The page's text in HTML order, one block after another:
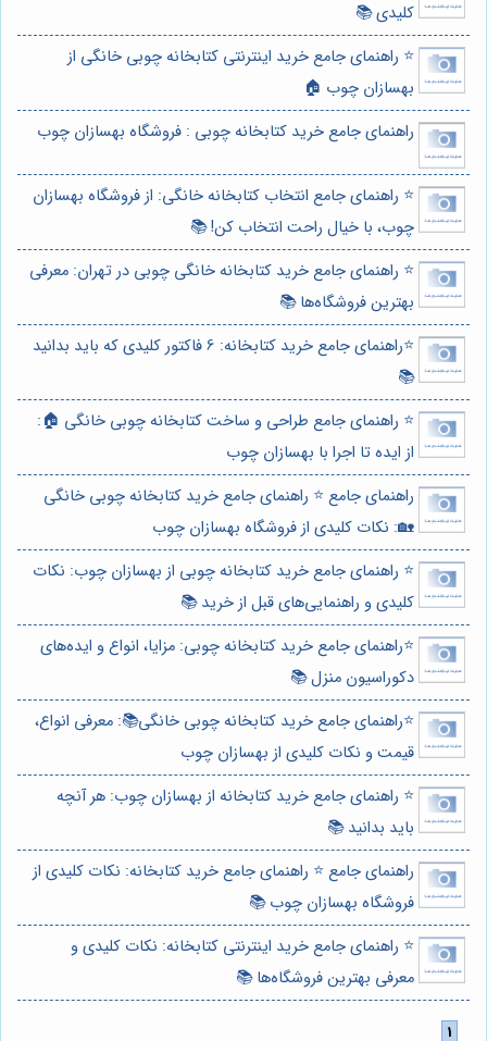
کلیدی 📚
⭐️ راهنمای جامع خرید اینترنتی کتابخانه چوبی خانگی از
بهسازان چوب 🏠
راهنمای جامع خرید کتابخانه چوبی : فروشگاه بهسازان چوب
⭐️ راهنمای جامع انتخاب کتابخانه خانگی: از فروشگاه بهسازان
چوب، با خیال راحت انتخاب کن! 📚
⭐️ راهنمای جامع خرید کتابخانه خانگی چوبی در تهران: معرفی
بهترین فروشگاه‌ها 📚
⭐️راهنمای جامع خرید کتابخانه: 6 فاکتور کلیدی که باید بدانید
📚
⭐️ راهنمای جامع طراحی و ساخت کتابخانه چوبی خانگی 🏠:
از ایده تا اجرا با بهسازان چوب
راهنمای جامع ⭐️ راهنمای جامع خرید کتابخانه چوبی خانگی
🏡: نکات کلیدی از فروشگاه بهسازان چوب
⭐️ راهنمای جامع خرید کتابخانه چوبی از بهسازان چوب: نکات
کلیدی و راهنمایی‌های قبل از خرید 📚
⭐️راهنمای جامع خرید کتابخانه چوبی: مزایا، انواع و ایده‌های
دکوراسیون منزل 📚
⭐️راهنمای جامع خرید کتابخانه چوبی خانگی📚: معرفی انواع،
قیمت و نکات کلیدی از بهسازان چوب
⭐️ راهنمای جامع خرید کتابخانه از بهسازان چوب: هر آنچه
باید بدانید 📚
راهنمای جامع ⭐️ راهنمای جامع خرید کتابخانه: نکات کلیدی از
فروشگاه بهسازان چوب 📚
⭐️ راهنمای جامع خرید اینترنتی کتابخانه: نکات کلیدی و
معرفی بهترین فروشگاه‌ها 📚